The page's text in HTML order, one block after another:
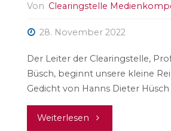
Von Clearingstelle
28. November 2022
Der Leiter der Clearingstelle,
Büsch, beginnt unsere kleine
Gedicht von Hanns Dieter Hüsch
Weiterlesen "Kleiner